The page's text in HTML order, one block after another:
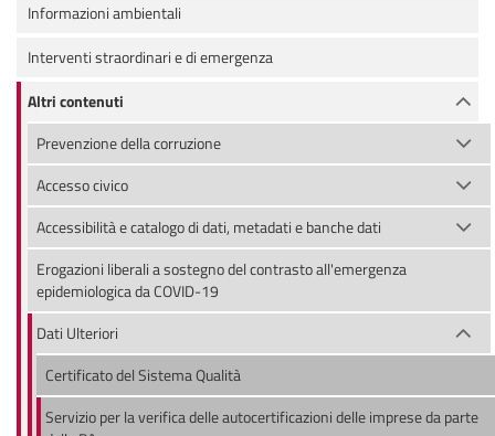
Informazioni ambientali
Interventi straordinari e di emergenza
Altri contenuti
Prevenzione della corruzione
Accesso civico
Accessibilità e catalogo di dati, metadati e banche dati
Erogazioni liberali a sostegno del contrasto all'emergenza
epidemiologica da COVID-19
Dati Ulteriori
Certificato del Sistema Qualità
Servizio per la verifica delle autocertificazioni delle imprese da parte